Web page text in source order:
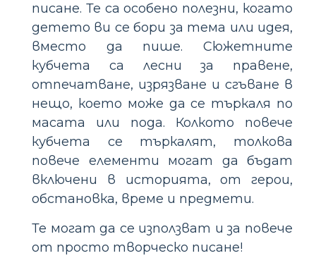
писане. Те са особено полезни, когато
детето ви се бори за тема или идея,
вместо да пише. Сюжетните
кубчета са лесни за правене,
отпечатване, изрязване и сгъване в
нещо, което може да се търкаля по
масата или пода. Колкото повече
кубчета се търкалят, толкова
повече елементи могат да бъдат
включени в историята, от герои,
обстановка, време и предмети.
Те могат да се използват и за повече
от просто творческо писане!